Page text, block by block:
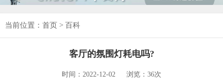
当前位置： 首页 > 百科
客厅的氛围灯耗电吗?
时间：2022-12-02 浏览：36次